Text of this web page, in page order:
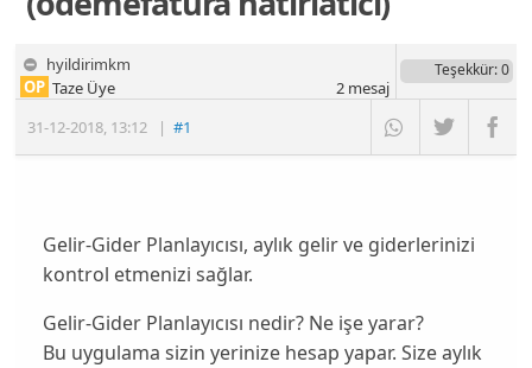
hyildirimkm
31-12-2018, 13:12 |#1
OP Taze Üye
Teşekkür: 0
2mesaj
Gelir-Gider Planlayıcısı, aylık gelir ve giderlerinizi
kontrol etmenizi sağlar.
Gelir-Gider Planlayıcısı nedir? Ne işe yarar?
Bu uygulama sizin yerinize hesap yapar. Size aylık